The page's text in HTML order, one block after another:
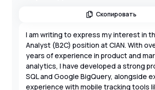
Скопировать
I am writing to express my interest in
Analyst (B2C) position at CIAN. With
years of experience in product and
analytics, I have developed a strong
SQL and Google BigQuery, alongside
experience with mobile tracking tools